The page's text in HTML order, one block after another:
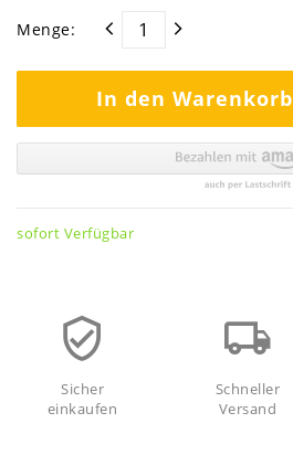
Menge:
In den Warenkorb
sofort Verfügbar
Sicher
einkaufen
Schneller
Versand